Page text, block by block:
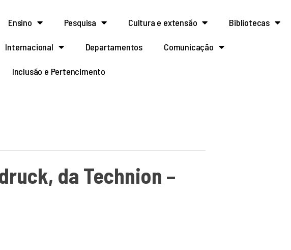
Ensino Pesquisa Cultura e extensão Bibliotecas
Internacional Departamentos Comunicação
Inclusão e Pertencimento
da Technion –